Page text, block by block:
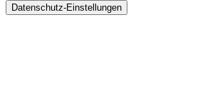
Datenschutz-Einstellungen